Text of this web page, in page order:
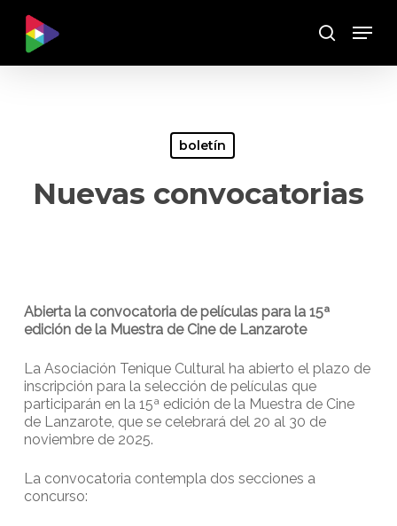
main
Buscar
Menu
boletín
Nuevas convocatorias
Abierta la convocatoria de películas para la 15ª
edición de la Muestra de Cine de Lanzarote
La Asociación Tenique Cultural ha abierto el plazo de
inscripción para la selección de películas que
participarán en la 15ª edición de la Muestra de Cine
de Lanzarote, que se celebrará del 20 al 30 de
noviembre de 2025.
La convocatoria contempla dos secciones a
concurso: